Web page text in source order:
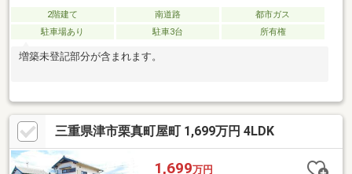
2階建て 南道路
都市ガス
駐車場あり
駐車3台 所有権
増築未登記部分が含まれます。
三重県津市栗真町屋町 1,699万円 4LDK
1,699万円